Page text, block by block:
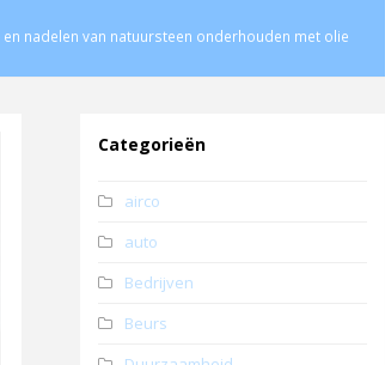
en nadelen van natuursteen onderhouden met olie
Categorieën
airco
auto
Bedrijven
Beurs